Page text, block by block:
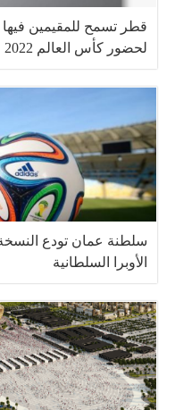
قطر تسمح للمقيمين فيها
لحضور كأس العالم 2022
سلطنة عمان تودع النسخة
الأوبرا السلطانية